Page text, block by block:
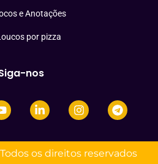
e Anotações
por pizza
nos
os direitos reservados